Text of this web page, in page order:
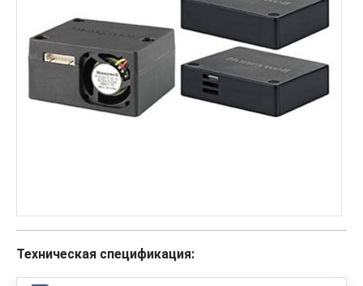
Техническая спецификация: